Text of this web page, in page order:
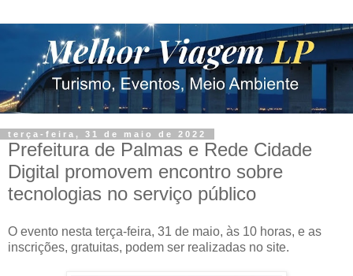
terça-feira, 31 de maio de 2022
Prefeitura de Palmas e Rede Cidade
Digital promovem encontro sobre
tecnologias no serviço público
O evento nesta terça-feira, 31 de maio, às 10 horas, e as
inscrições, gratuitas, podem ser realizadas no site.